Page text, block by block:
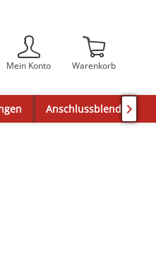
Mein Konto Warenkorb
Anschlussblenden
